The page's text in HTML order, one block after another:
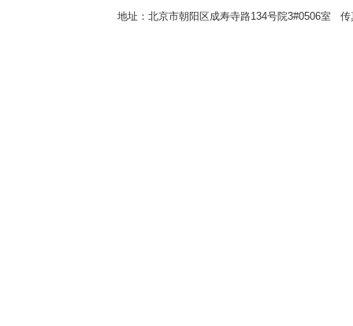
地址：北京市朝阳区成寿寺路134号院3#0506室